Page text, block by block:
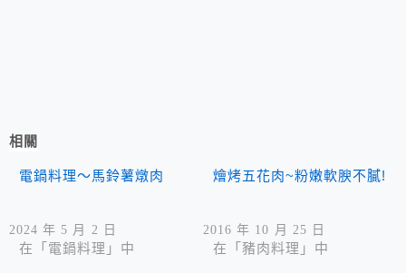
相關
電鍋料理～馬鈴薯燉肉
2024 年 5 月 2 日
在「電鍋料理」中
燴烤五花肉~粉嫩軟腴不膩!
2016 年 10 月 25 日
在「豬肉料理」中